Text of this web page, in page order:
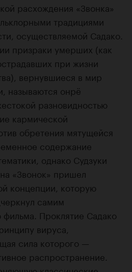
расхождения «Звонка»
традициями
осуществляемой Садако.
призраки умерших (как
при жизни
вернувшиеся в мир
называются онрё
разновидностью
кармической
обретения мятущейся
содержание
однако Судзуки
«Звонок» пришел
концепции, которую
самим
Проклятие Садако
вируса,
сила которого —
распространение.